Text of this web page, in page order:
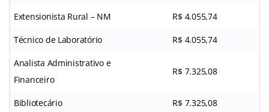
Extensionista Rural – NM R$ 4.055,74
Técnico de Laboratório R$ 4.055,74
Analista Administrativo e
Financeiro
R$ 7.325,08
Bibliotecário R$ 7.325,08